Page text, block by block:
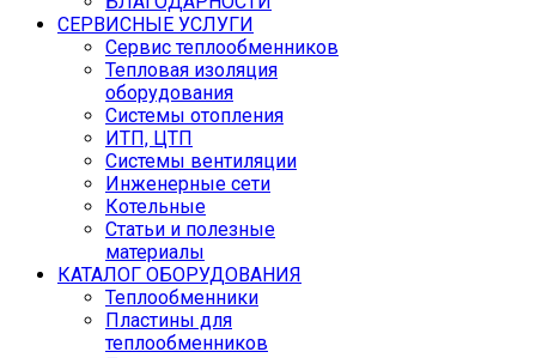
СЕРВИСНЫЕ УСЛУГИ
Сервис теплообменников
Тепловая изоляция
оборудования
Системы отопления
ИТП, ЦТП
Системы вентиляции
Инженерные сети
Котельные
Статьи и полезные
материалы
КАТАЛОГ ОБОРУДОВАНИЯ
Теплообменники
Пластины для
теплообменников